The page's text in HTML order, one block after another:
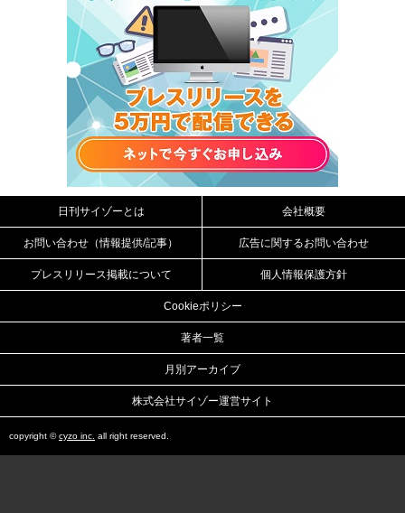
日刊サイゾーとは 会社概要
お問い合わせ（情報提供/記事） 広告に関するお問い合わせ
プレスリリース掲載について 個人情報保護方針
Cookieポリシー
著者一覧
月別アーカイブ
株式会社サイゾー運営サイト
copyright ©cyzo inc. all right reserved.